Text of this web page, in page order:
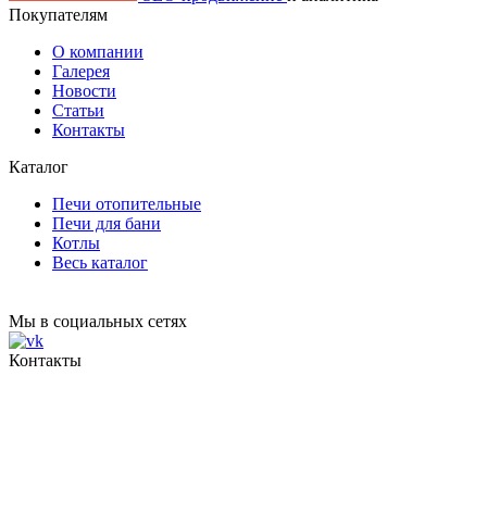
Покупателям
О компании
Галерея
Новости
Статьи
Контакты
Каталог
Печи отопительные
Печи для бани
Котлы
Весь каталог
Мы в социальных сетях
Контакты